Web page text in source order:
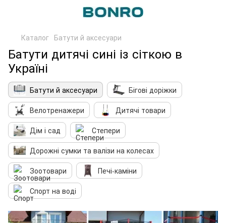
Каталог Батути й аксесуари
Батути дитячі сині із сіткою в
Україні
Батути й аксесуари
Бігові доріжки
Велотренажери
Дитячі товари
Дім і сад
Степери
Дорожні сумки та валізи на колесах
Зоотовари
Печі-каміни
Спорт на воді